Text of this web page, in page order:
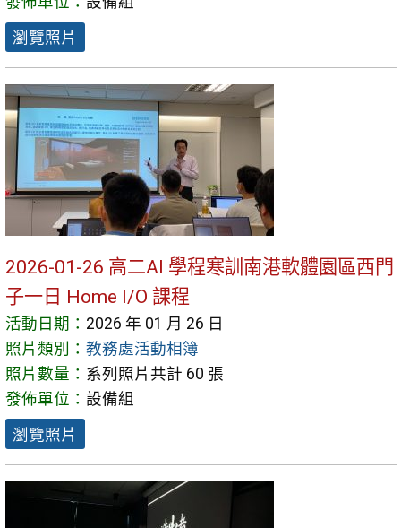
瀏覽照片
2026-01-26 高二AI 學程寒訓南港軟體園區西門
子一日 Home I/O 課程
活動日期： 2026 年 01 月 26 日
照片類別： 教務處活動相簿
照片數量： 系列照片共計 60 張
發佈單位： 設備組
瀏覽照片